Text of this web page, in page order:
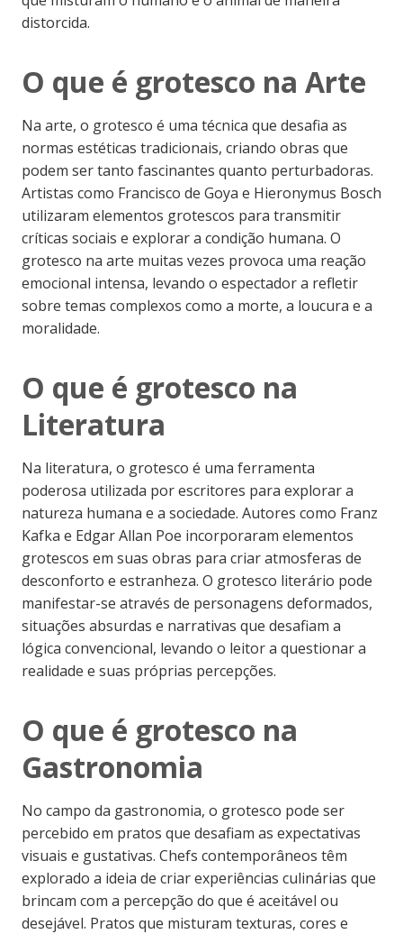
distorcida.
O que é grotesco na Arte
Na arte, o grotesco é uma técnica que desafia as
normas estéticas tradicionais, criando obras que
podem ser tanto fascinantes quanto perturbadoras.
Artistas como Francisco de Goya e Hieronymus Bosch
utilizaram elementos grotescos para transmitir
críticas sociais e explorar a condição humana. O
grotesco na arte muitas vezes provoca uma reação
emocional intensa, levando o espectador a refletir
sobre temas complexos como a morte, a loucura e a
moralidade.
O que é grotesco na
Literatura
Na literatura, o grotesco é uma ferramenta
poderosa utilizada por escritores para explorar a
natureza humana e a sociedade. Autores como Franz
Kafka e Edgar Allan Poe incorporaram elementos
grotescos em suas obras para criar atmosferas de
desconforto e estranheza. O grotesco literário pode
manifestar-se através de personagens deformados,
situações absurdas e narrativas que desafiam a
lógica convencional, levando o leitor a questionar a
realidade e suas próprias percepções.
O que é grotesco na
Gastronomia
No campo da gastronomia, o grotesco pode ser
percebido em pratos que desafiam as expectativas
visuais e gustativas. Chefs contemporâneos têm
explorado a ideia de criar experiências culinárias que
brincam com a percepção do que é aceitável ou
desejável. Pratos que misturam texturas, cores e